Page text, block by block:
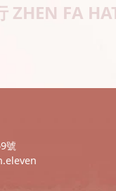
ZHEN FA
號